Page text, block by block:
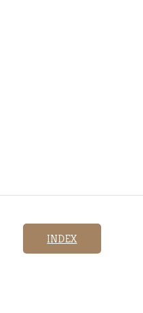
INDEX